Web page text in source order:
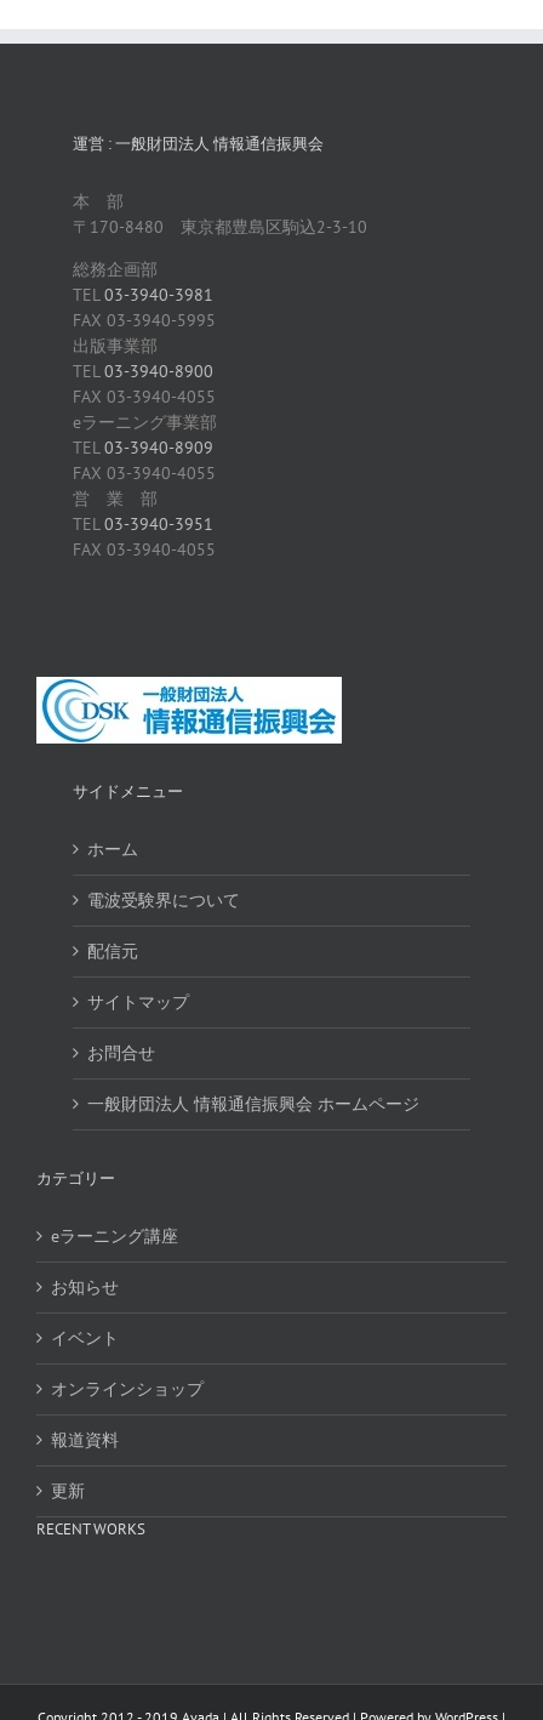
運営 : 一般財団法人 情報通信振興会
本 部
〒170-8480 東京都豊島区駒込2-3-10
総務企画部
TEL03-3940-3981
FAX 03-3940-5995
出版事業部
TEL03-3940-8900
FAX 03-3940-4055
eラーニング事業部
TEL03-3940-8909
FAX 03-3940-4055
営 業 部
TEL03-3940-3951
FAX 03-3940-4055
サイドメニュー
ホーム
電波受験界について
配信元
サイトマップ
お問合せ
一般財団法人 情報通信振興会 ホームページ
カテゴリー
eラーニング講座
お知らせ
イベント
オンラインショップ
報道資料
更新
RECENT WORKS